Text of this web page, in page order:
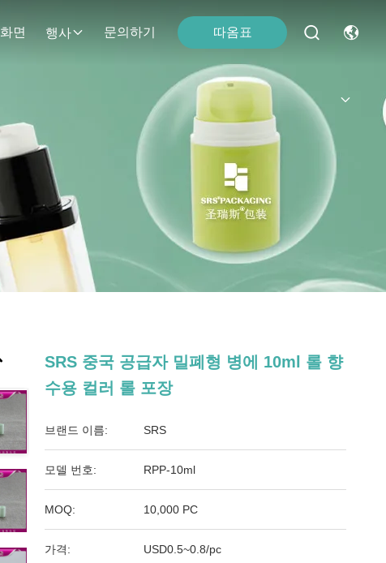
화면 행사 문의하기 따옴표
SRS 중국 공급자 밀폐형 병에 10ml 롤 향
수용 컬러 롤 포장
브랜드 이름: SRS
모델 번호: RPP-10ml
MOQ: 10,000 PC
가격: USD0.5~0.8/pc